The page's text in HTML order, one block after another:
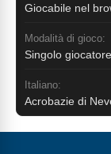
Giocabile nel
Modalità di gioco:
Singolo giocatore
Italiano:
Acrobazie di